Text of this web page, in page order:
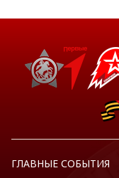
ГЛАВНЫЕ СОБЫТИЯ